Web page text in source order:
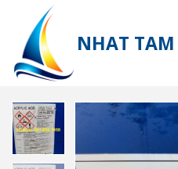
NHAT TAM